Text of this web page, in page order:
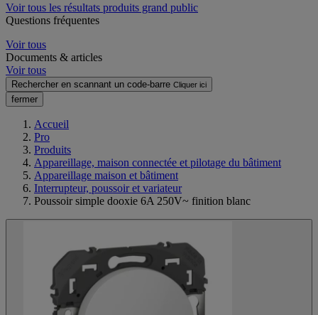
Voir tous les résultats produits grand public
Questions fréquentes
Voir tous
Documents & articles
Voir tous
Rechercher en scannant un code-barre Cliquer ici
fermer
Accueil
Pro
Produits
Appareillage, maison connectée et pilotage du bâtiment
Appareillage maison et bâtiment
Interrupteur, poussoir et variateur
Poussoir simple dooxie 6A 250V~ finition blanc